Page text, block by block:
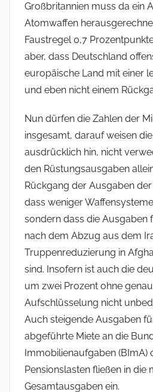
Großbritannien muss da ein
Atomwaffen
Faustregel 0,7
aber, dass Deutschland
europäische Land mit einer
und eben nicht einem
Nun dürfen die Zahlen der
insgesamt, darauf weisen
ausdrücklich hin, nicht
den Rüstungsausgaben
Rückgang der Ausgaben
dass weniger
sondern dass die Ausgaben
nach dem Abzug aus dem
Truppenreduzierung in
sind. Insofern ist auch die
um zwei Prozent ohne
Aufschlüsselung nicht
Auch steigende Ausgaben
abgeführte Miete an die
Immobilienaufgaben (BImA)
Pensionslasten fließen in die
Gesamtausgaben ein.